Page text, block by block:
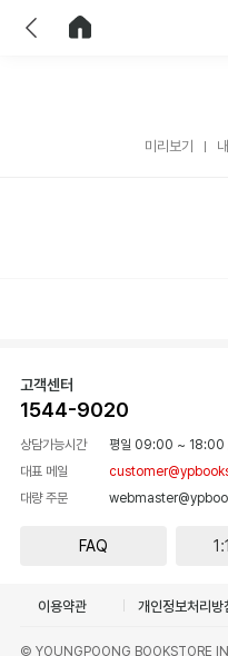
미리보기
고객센터
1544-9020
상담가능시간 평일 09:00 ~ 18:00
대표 메일
대량 주문
FAQ
이용약관 개인정보처리방
© YOUNGPOONG BOOKSTORE